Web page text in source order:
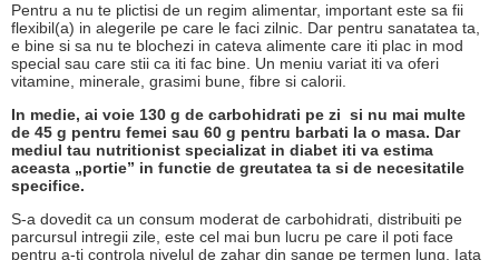
Pentru a nu te plictisi de un regim alimentar, important este sa fii
flexibil(a) in alegerile pe care le faci zilnic. Dar pentru sanatatea ta,
e bine si sa nu te blochezi in cateva alimente care iti plac in mod
special sau care stii ca iti fac bine. Un meniu variat iti va oferi
vitamine, minerale, grasimi bune, fibre si calorii.
In medie, ai voie 130 g de carbohidrati pe zi si nu mai multe
de 45 g pentru femei sau 60 g pentru barbati la o masa. Dar
mediul tau nutritionist specializat in diabet iti va estima
aceasta „portie” in functie de greutatea ta si de necesitatile
specifice.
S-a dovedit ca un consum moderat de carbohidrati, distribuiti pe
parcursul intregii zile, este cel mai bun lucru pe care il poti face
pentru a-ti controla nivelul de zahar din sange pe termen lung. Iata